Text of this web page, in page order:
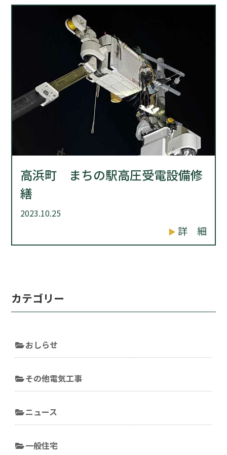
カテゴリー
おしらせ
その他電気工事
ニュース
一般住宅
高浜町 まちの駅高圧受電設備修
繕
2023.10.25
詳 細